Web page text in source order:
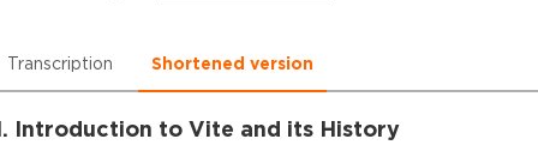
Transcription Shortened version
Introduction to Vite and its History